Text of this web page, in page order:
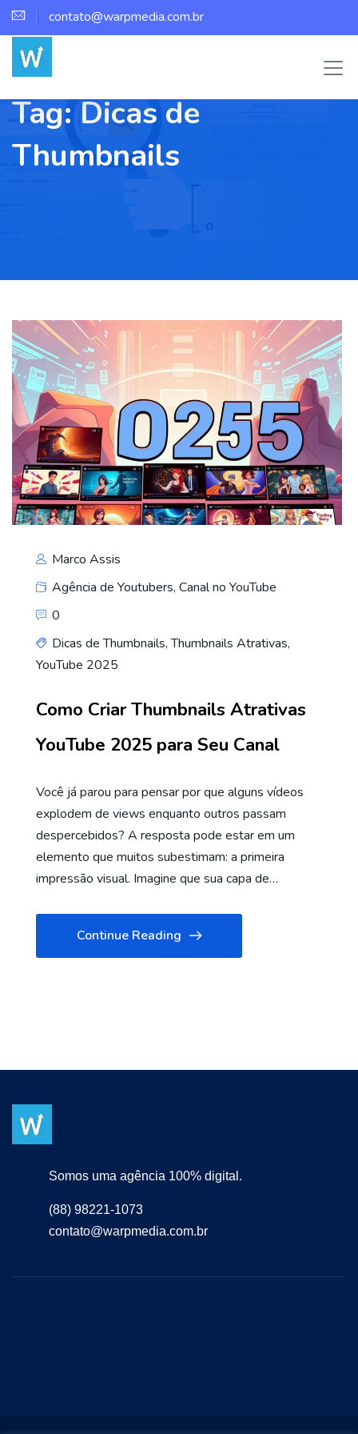
contato@warpmedia.com.br
Tag:Dicas de
Thumbnails
Marco Assis
Agência de Youtubers, Canal no YouTube
0
Dicas de Thumbnails,Thumbnails Atrativas,
YouTube 2025
Como Criar Thumbnails Atrativas
YouTube 2025 para Seu Canal
Você já parou para pensar por que alguns vídeos
explodem de views enquanto outros passam
despercebidos? A resposta pode estar em um
elemento que muitos subestimam: a primeira
impressão visual. Imagine que sua capa de…
Continue Reading
Somos uma agência 100% digital.
(88) 98221-1073
contato@warpmedia.com.br